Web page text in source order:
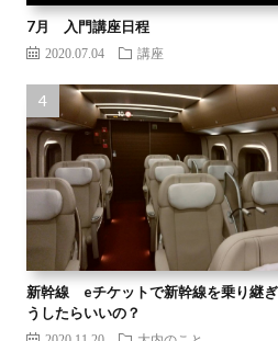
7月 入門講座日程
2020.07.04 講座
新幹線 eチケットで新幹線を乗り継
うしたらいいの？